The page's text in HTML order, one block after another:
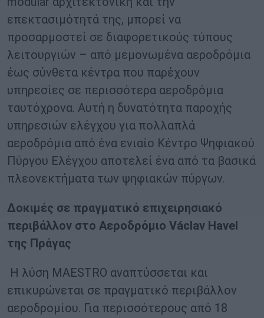
επεκτασιμότητά της, μπορεί να
προσαρμοστεί σε διαφορετικούς τύπους
λειτουργιών – από μεμονωμένα αεροδρόμια
έως σύνθετα κέντρα που παρέχουν
υπηρεσίες σε περισσότερα αεροδρόμια
ταυτόχρονα. Αυτή η δυνατότητα παροχής
υπηρεσιών ελέγχου για πολλαπλά
αεροδρόμια από ένα ενιαίο Κέντρο Ψηφιακού
Πύργου Ελέγχου αποτελεί ένα από τα βασικά
πλεονεκτήματα των ψηφιακών πύργων.
Δοκιμές σε πραγματικό επιχειρησιακό
περιβάλλον στο Αεροδρόμιο Václav Havel
της Πράγας
Η λύση MAESTRO αναπτύσσεται και
επικυρώνεται σε πραγματικό περιβάλλον
αεροδρομίου. Για περισσότερους από 18